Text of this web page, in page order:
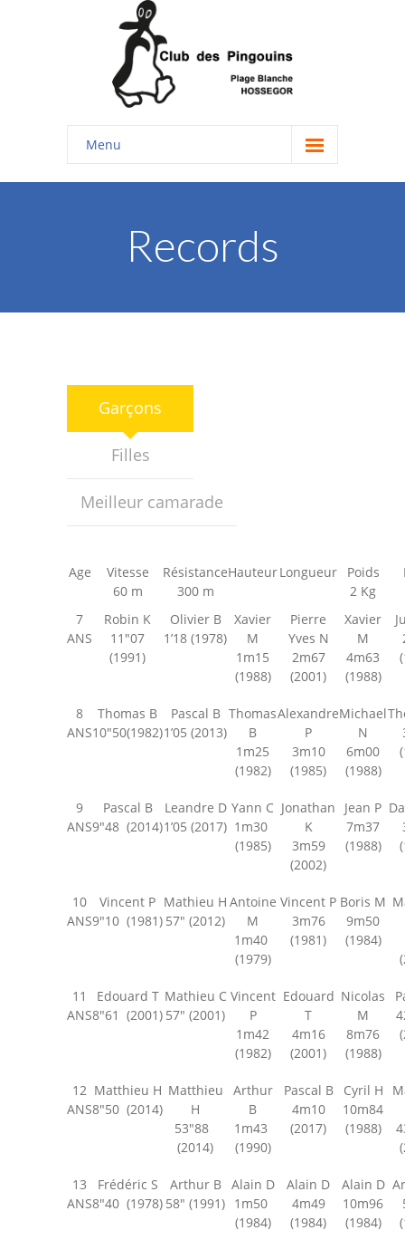
Menu
Accueil
-- Les groupes
-- Les moniteurs
Parents
-- Horaires
-- Activités
-- Revue de Presse
-- Actualités
-- Association
Partenaires
Records
Garçons
Filles
Meilleur camarade
Age
Vitesse
60 m
Résistance
300 m
HauteurLongueur
Poids
2 Kg
7
ANS
Robin K
11″07
(1991)
Olivier B
1’18 (1978)
Xavier
M
1m15
(1988)
Pierre
Yves N
2m67
(2001)
Xavier
M
4m63
(1988)
8
ANS
Thomas B
10″50(1982)
Pascal B
1’05 (2013)
Thomas
B
1m25
(1982)
Alexandre
P
3m10
(1985)
Michael
N
6m00
(1988)
9
ANS
Pascal B
9″48 (2014)
Leandre D
1’05 (2017)
Yann C
1m30
(1985)
Jonathan
K
3m59
(2002)
Jean P
7m37
(1988)
10
ANS
Vincent P
9″10 (1981)
Mathieu H
57″ (2012)
Antoine
M
1m40
(1979)
Vincent P
3m76
(1981)
Boris M
9m50
(1984)
11
ANS
Edouard T
8″61 (2001)
Mathieu C
57″ (2001)
Vincent
P
1m42
(1982)
Edouard
T
4m16
(2001)
Nicolas
M
8m76
(1988)
12
ANS
Matthieu H
8″50 (2014)
Matthieu
H
53″88
(2014)
Arthur
B
1m43
(1990)
Pascal B
4m10
(2017)
Cyril H
10m84
(1988)
13
ANS
Frédéric S
8″40 (1978)
Arthur B
58″ (1991)
Alain D
1m50
(1984)
Alain D
4m49
(1984)
Alain D
10m96
(1984)